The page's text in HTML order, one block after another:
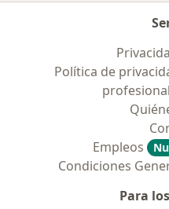
Política de
Empleos
Condiciones
Para